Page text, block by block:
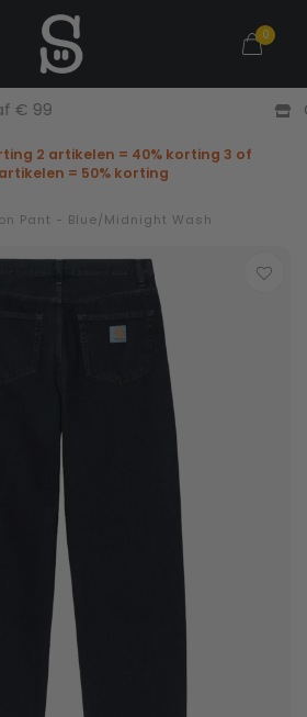
0
retourneren in België
2 artikelen = 40% korting 3 of
= 50% korting
Pant - Blue/Midnight Wash